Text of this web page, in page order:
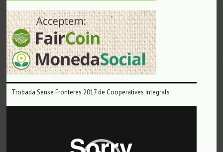
Trobada Sense Fronteres 2017 de Cooperatives Integrals